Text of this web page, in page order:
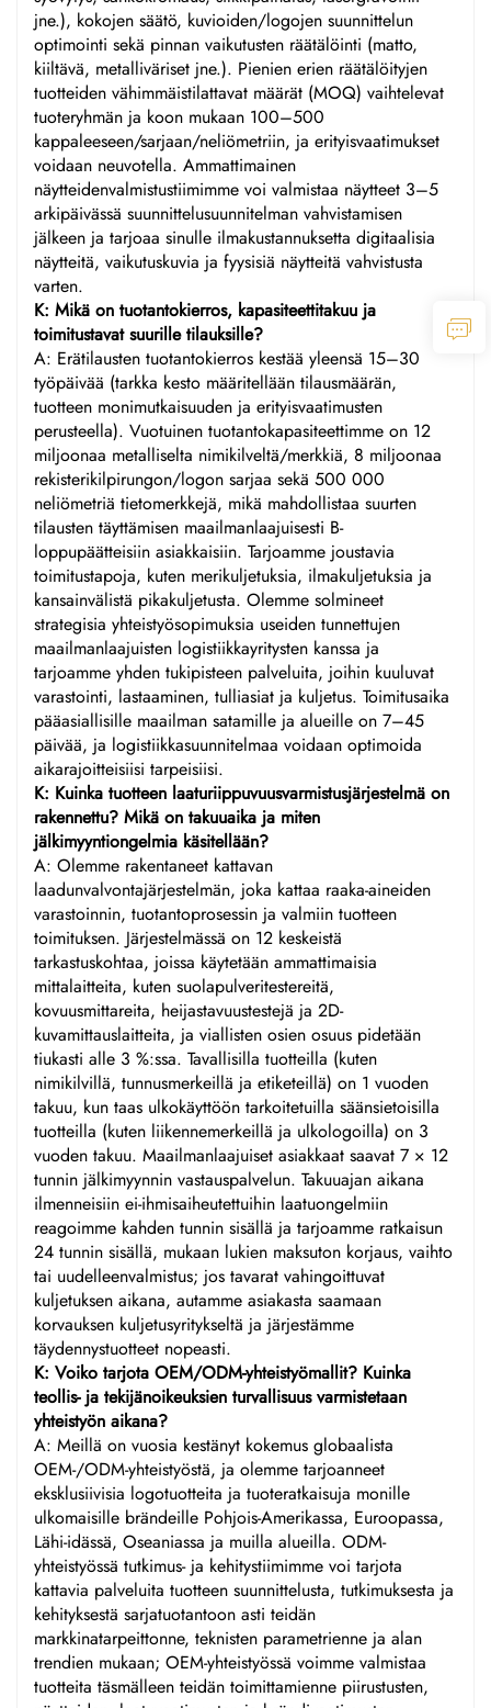
jne.), kokojen säätö, kuvioiden/logojen suunnittelun
optimointi sekä pinnan vaikutusten räätälöinti (matto,
kiiltävä, metalliväriset jne.). Pienien erien räätälöityjen
tuotteiden vähimmäistilattavat määrät (MOQ) vaihtelevat
tuoteryhmän ja koon mukaan 100–500
kappaleeseen/sarjaan/neliömetriin, ja erityisvaatimukset
voidaan neuvotella. Ammattimainen
näytteidenvalmistustiimimme voi valmistaa näytteet 3–5
arkipäivässä suunnittelusuunnitelman vahvistamisen
jälkeen ja tarjoaa sinulle ilmakustannuksetta digitaalisia
näytteitä, vaikutuskuvia ja fyysisiä näytteitä vahvistusta
varten.
K: Mikä on tuotantokierros, kapasiteettitakuu ja
toimitustavat suurille tilauksille?
A: Erätilausten tuotantokierros kestää yleensä 15–30
työpäivää (tarkka kesto määritellään tilausmäärän,
tuotteen monimutkaisuuden ja erityisvaatimusten
perusteella). Vuotuinen tuotantokapasiteettimme on 12
miljoonaa metalliselta nimikilveltä/merkkiä, 8 miljoonaa
rekisterikilpirungon/logon sarjaa sekä 500 000
neliömetriä tietomerkkejä, mikä mahdollistaa suurten
tilausten täyttämisen maailmanlaajuisesti B-
loppupäätteisiin asiakkaisiin. Tarjoamme joustavia
toimitustapoja, kuten merikuljetuksia, ilmakuljetuksia ja
kansainvälistä pikakuljetusta. Olemme solmineet
strategisia yhteistyösopimuksia useiden tunnettujen
maailmanlaajuisten logistiikkayritysten kanssa ja
tarjoamme yhden tukipisteen palveluita, joihin kuuluvat
varastointi, lastaaminen, tulliasiat ja kuljetus. Toimitusaika
pääasiallisille maailman satamille ja alueille on 7–45
päivää, ja logistiikkasuunnitelmaa voidaan optimoida
aikarajoitteisiisi tarpeisiisi.
K: Kuinka tuotteen laaturiippuvuusvarmistusjärjestelmä on
rakennettu? Mikä on takuuaika ja miten
jälkimyyntiongelmia käsitellään?
A: Olemme rakentaneet kattavan
laadunvalvontajärjestelmän, joka kattaa raaka-aineiden
varastoinnin, tuotantoprosessin ja valmiin tuotteen
toimituksen. Järjestelmässä on 12 keskeistä
tarkastuskohtaa, joissa käytetään ammattimaisia
mittalaitteita, kuten suolapulveritestereitä,
kovuusmittareita, heijastavuustestejä ja 2D-
kuvamittauslaitteita, ja viallisten osien osuus pidetään
tiukasti alle 3 %:ssa. Tavallisilla tuotteilla (kuten
nimikilvillä, tunnusmerkeillä ja etiketeillä) on 1 vuoden
takuu, kun taas ulkokäyttöön tarkoitetuilla säänsietoisilla
tuotteilla (kuten liikennemerkeillä ja ulkologoilla) on 3
vuoden takuu. Maailmanlaajuiset asiakkaat saavat 7 × 12
tunnin jälkimyynnin vastauspalvelun. Takuuajan aikana
ilmenneisiin ei-ihmisaiheutettuihin laatuongelmiin
reagoimme kahden tunnin sisällä ja tarjoamme ratkaisun
24 tunnin sisällä, mukaan lukien maksuton korjaus, vaihto
tai uudelleenvalmistus; jos tavarat vahingoittuvat
kuljetuksen aikana, autamme asiakasta saamaan
korvauksen kuljetusyritykseltä ja järjestämme
täydennystuotteet nopeasti.
K: Voiko tarjota OEM/ODM-yhteistyömallit? Kuinka
teollis- ja tekijänoikeuksien turvallisuus varmistetaan
yhteistyön aikana?
A: Meillä on vuosia kestänyt kokemus globaalista
OEM-/ODM-yhteistyöstä, ja olemme tarjoanneet
eksklusiivisia logotuotteita ja tuoteratkaisuja monille
ulkomaisille brändeille Pohjois-Amerikassa, Euroopassa,
Lähi-idässä, Oseaniassa ja muilla alueilla. ODM-
yhteistyössä tutkimus- ja kehitystiimimme voi tarjota
kattavia palveluita tuotteen suunnittelusta, tutkimuksesta ja
kehityksestä sarjatuotantoon asti teidän
markkinatarpeittonne, teknisten parametrienne ja alan
trendien mukaan; OEM-yhteistyössä voimme valmistaa
tuotteita täsmälleen teidän toimittamienne piirustusten,